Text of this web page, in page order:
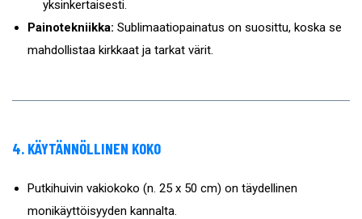
yksinkertaisesti.
Painotekniikka: Sublimaatiopainatus on suosittu, koska se
mahdollistaa kirkkaat ja tarkat värit.
4. KÄYTÄNNÖLLINEN KOKO
Putkihuivin vakiokoko (n. 25 x 50 cm) on täydellinen
monikäyttöisyyden kannalta.